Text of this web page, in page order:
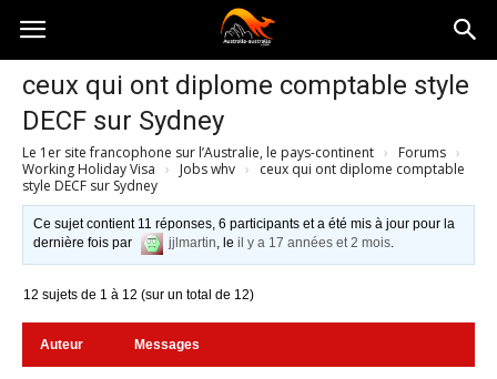
Australia-
australie.com
ceux qui ont diplome comptable style
DECF sur Sydney
Le 1er site francophone sur l’Australie, le pays-continent › Forums ›
Working Holiday Visa › Jobs whv ›
ceux qui ont diplome comptable
style DECF sur Sydney
Ce sujet contient 11 réponses, 6 participants et a été mis à jour pour la
dernière fois par
jjlmartin, leil y a 17 années et 2 mois.
12 sujets de 1 à 12 (sur un total de 12)
Auteur Messages